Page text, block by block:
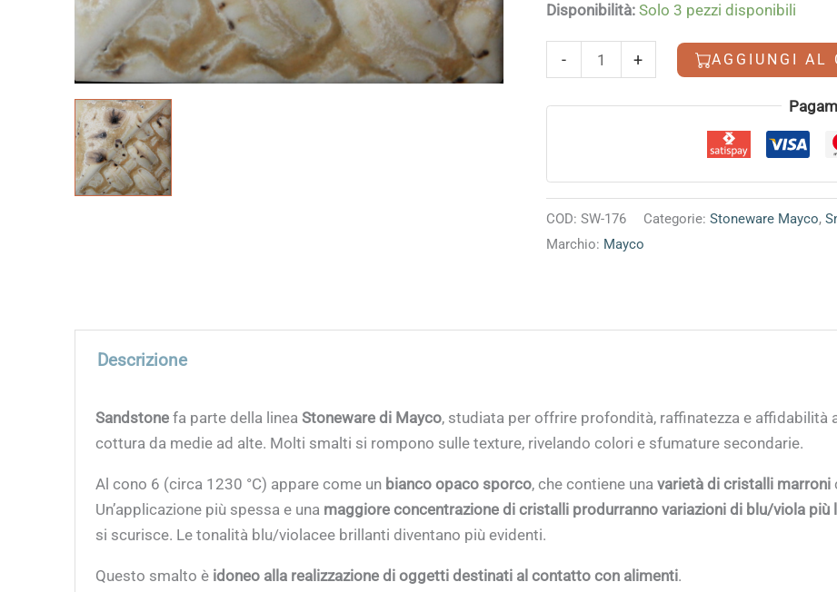
Disponibilità: Solo 3 pezzi disponibili
-
Sandstone
quantità
+ AGGIUNGI AL
Alternative:
COD:SW-176 Categorie:Stoneware Mayco,
Marchio: Mayco
Descrizione
Sandstonefa parte della lineaStoneware di Mayco, studiata per offrire profondità, raffinatezza e affidabilità
cottura da medie ad alte. Molti smalti si rompono sulle texture, rivelando colori e sfumature secondarie.
Al cono 6 (circa 1230 °C) appare come un bianco opaco sporco, che contiene una varietà di cristalli marroni
Un’applicazione più spessa e una maggiore concentrazione di cristalli produrranno variazioni di blu/viola più
si scurisce. Le tonalità blu/violacee brillanti diventano più evidenti.
Questo smalto è idoneo alla realizzazione di oggetti destinati al contatto con alimenti.